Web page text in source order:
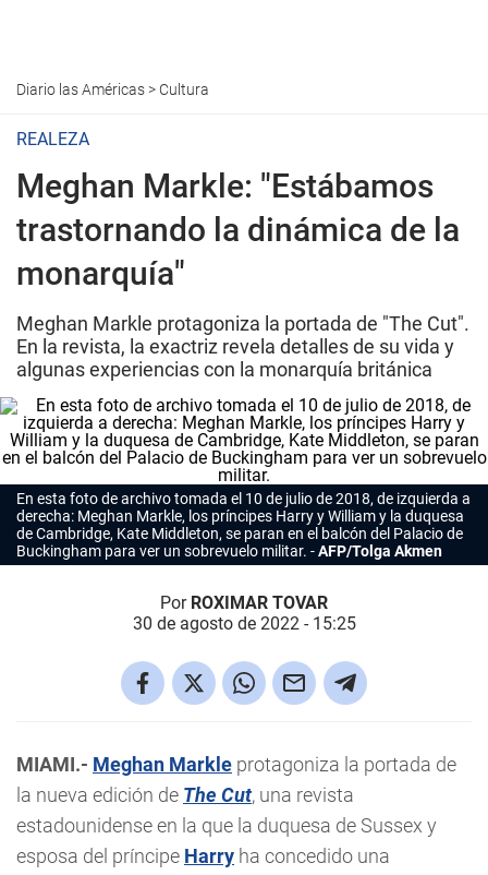
Diario las Américas> Cultura
REALEZA
Meghan Markle: "Estábamos
trastornando la dinámica de la
monarquía"
Meghan Markle protagoniza la portada de "The Cut".
En la revista, la exactriz revela detalles de su vida y
algunas experiencias con la monarquía británica
En esta foto de archivo tomada el 10 de julio de 2018, de izquierda a
derecha: Meghan Markle, los príncipes Harry y William y la duquesa
de Cambridge, Kate Middleton, se paran en el balcón del Palacio de
Buckingham para ver un sobrevuelo militar.
AFP/Tolga Akmen
Por ROXIMAR TOVAR
30 de agosto de 2022 - 15:25
MIAMI.- Meghan Markle protagoniza la portada de
la nueva edición de The Cut, una revista
estadounidense en la que la duquesa de Sussex y
esposa del príncipe Harry ha concedido una